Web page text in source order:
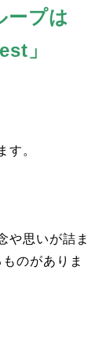
ープは
」
す。
や思いが詰ま
のがありま